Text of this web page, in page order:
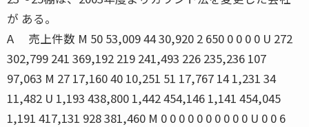
が ある。
A 売上件数 M 50 53,009 44 30,920 2 650 0 0 0 0 U 272
302,799 241 369,192 219 241,493 226 235,236 107
97,063 M 27 17,160 40 10,251 51 17,767 14 1,231 34
11,482 U 1,193 438,800 1,442 454,146 1,141 454,045
1,191 417,131 928 381,460 M 0 0 0 0 0 0 0 0 0 0 U 0 0 6